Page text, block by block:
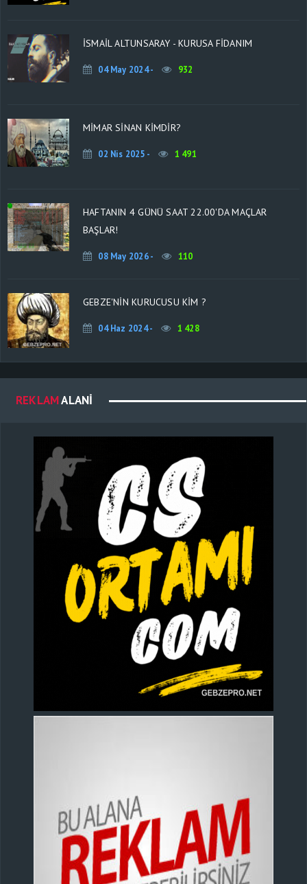
İSMAİL ALTUNSARAY - KURUSA FİDANIM
04 May 2024 - 932
MİMAR SİNAN KİMDİR?
02 Nis 2025 - 1 491
HAFTANIN 4 GÜNÜ SAAT 22.00'DA MAÇLAR
BAŞLAR!
08 May 2026 - 110
GEBZE'NIN KURUCUSU KİM ?
04 Haz 2024 - 1 428
REKLAMALANI